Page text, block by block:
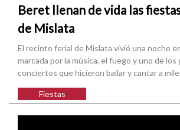
Beret llenan de vida las
de Mislata
El recinto ferial de Mislata vivió una noche
marcada por la música, el fuego y uno de los
conciertos que hicieron bailar y cantar a
Fiestas